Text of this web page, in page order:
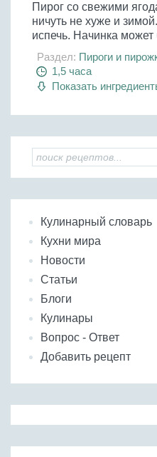
Пирог со свежими
ничуть не хуже и
испечь. Начинка может
Раздел: Пироги и
1,5 часа
Показать
Кулинарный словарь
Кухни мира
Новости
Статьи
Блоги
Кулинары
Вопрос - Ответ
Добавить рецепт